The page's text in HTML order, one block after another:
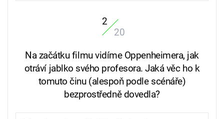
2
20
Na začátku filmu vidíme Oppenheimera, jak
otráví jablko svého profesora. Jaká věc ho k
tomuto činu (alespoň podle scénáře)
bezprostředně dovedla?